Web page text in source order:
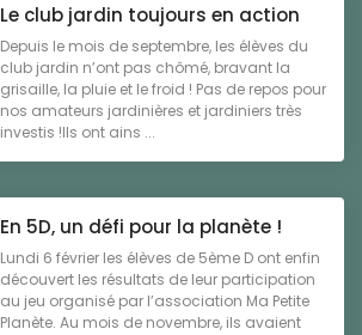
Le club jardin toujours en action
Depuis le mois de septembre, les élèves du
club jardin n’ont pas chômé, bravant la
grisaille, la pluie et le froid ! Pas de repos pour
nos amateurs jardinières et jardiniers très
investis !Ils ont ains ...
En 5D, un défi pour la planète !
Lundi 6 février les élèves de 5ème D ont enfin
découvert les résultats de leur participation
au jeu organisé par l’association Ma Petite
Planète. Au mois de novembre, ils avaient